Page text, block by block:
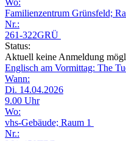
Familienzentrum Grünsfeld;
Nr.:
261-322GRÜ
Status:
Aktuell keine Anmeldung
Englisch am Vormittag: The
Wann:
Di. 14.04.2026
9.00 Uhr
Wo:
vhs-Gebäude; Raum 1
Nr.: